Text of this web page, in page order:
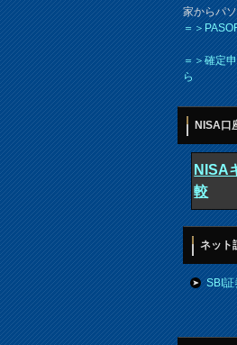
家からパ
＝＞
＝＞確定
ら
NISA口
NISA
較
ネット
SBI証